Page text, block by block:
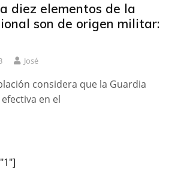
diez elementos de la
son de origen militar:
José
considera que la Guardia
en el